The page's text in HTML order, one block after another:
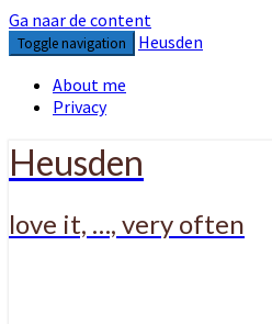
Ga naar de content
Toggle navigation
Heusden
About me
Privacy
Heusden
love it, …, very often